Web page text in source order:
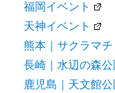
福岡イベント
天神イベント
熊本｜サクラマ
長崎｜水辺の森公
鹿児島｜天文館公